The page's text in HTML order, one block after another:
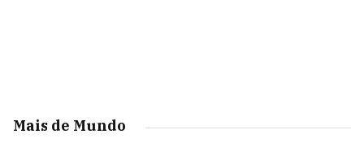
Mais de Mundo